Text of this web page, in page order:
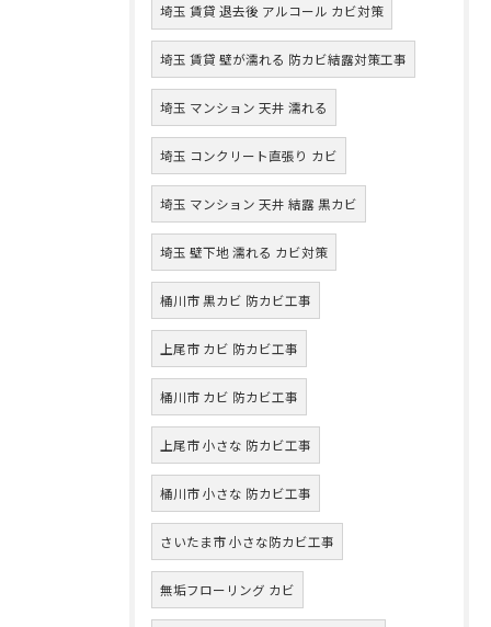
埼玉 賃貸 退去後 アルコール カビ対策
埼玉 賃貸 壁が濡れる 防カビ結露対策工事
埼玉 マンション 天井 濡れる
埼玉 コンクリート直張り カビ
埼玉 マンション 天井 結露 黒カビ
埼玉 壁下地 濡れる カビ対策
桶川市 黒カビ 防カビ工事
上尾市 カビ 防カビ工事
桶川市 カビ 防カビ工事
上尾市 小さな 防カビ工事
桶川市 小さな 防カビ工事
さいたま市 小さな防カビ工事
無垢フローリング カビ